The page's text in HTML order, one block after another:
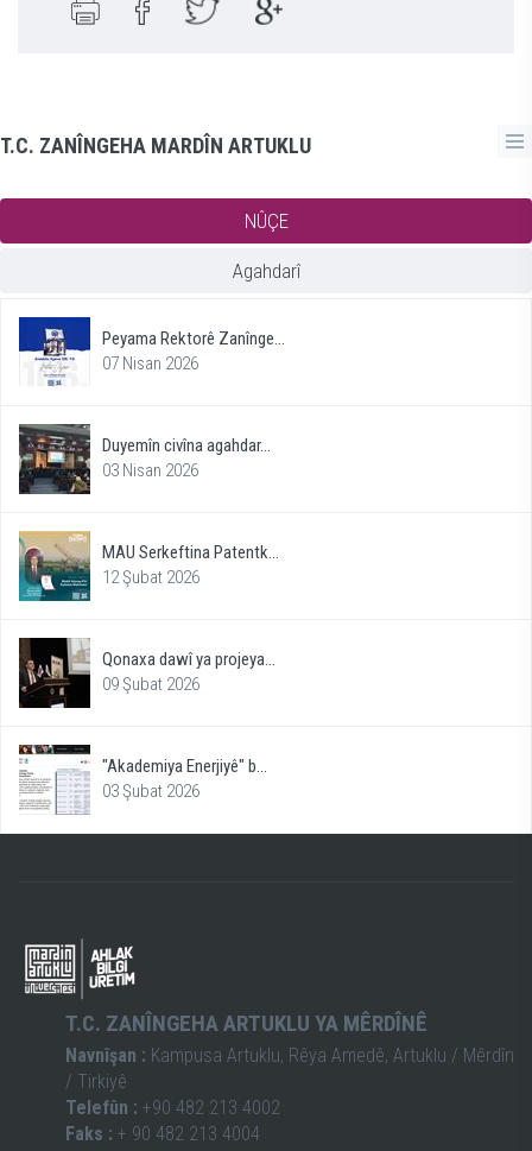
T.C. ZANÎNGEHA MARDÎN ARTUKLU
NÛÇE
Agahdarî
Peyama Rektorê Zanînge...
07 Nisan 2026
Duyemîn civîna agahdar...
03 Nisan 2026
MAU Serkeftina Patentk...
12 Şubat 2026
Qonaxa dawî ya projeya...
09 Şubat 2026
"Akademiya Enerjiyê" b...
03 Şubat 2026
T.C. ZANÎNGEHA ARTUKLU YA MÊRDÎNÊ
Navnîşan : Kampusa Artuklu, Rêya Amedê, Artuklu / Mêrdîn
/ Tirkiyê
Telefûn : +90 482 213 4002
Faks : + 90 482 213 4004